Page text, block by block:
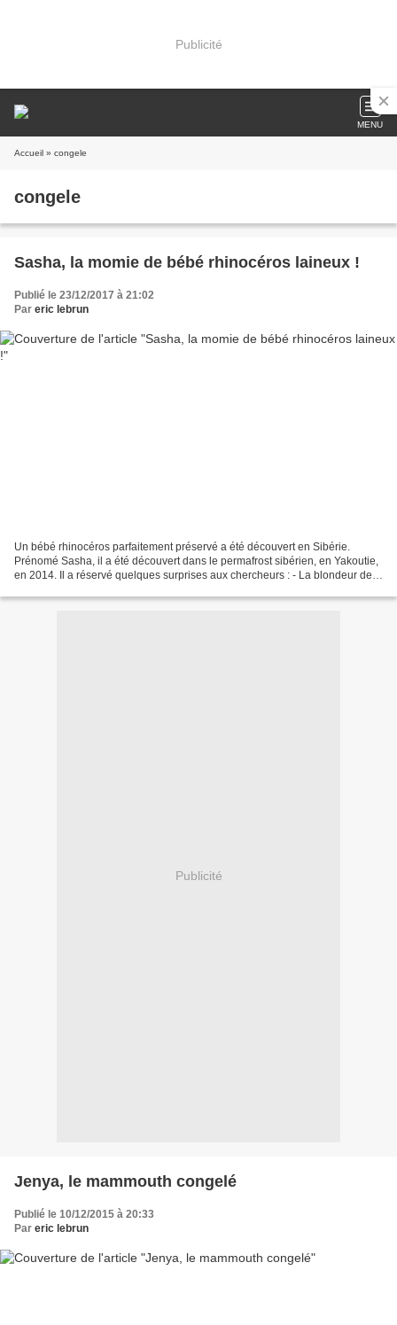
Publicité
MENU
Accueil » congele
congele
Sasha, la momie de bébé rhinocéros laineux !
Publié le 23/12/2017 à 21:02
Par eric lebrun
Un bébé rhinocéros parfaitement préservé a été découvert en Sibérie.
Prénomé Sasha, il a été découvert dans le permafrost sibérien, en Yakoutie,
en 2014. Il a réservé quelques surprises aux chercheurs : - La blondeur de
Publicité
Jenya, le mammouth congelé
Publié le 10/12/2015 à 20:33
Par eric lebrun